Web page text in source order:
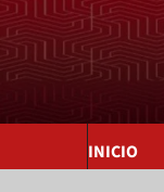
INICIO